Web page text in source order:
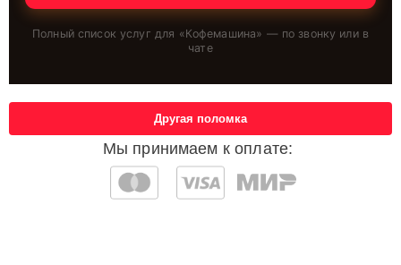
Полный список услуг для «Кофемашина» — по звонку или в
чате
Мы принимаем к оплате:
Другая поломка